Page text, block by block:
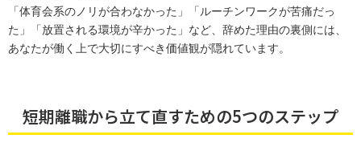
「体育会系のノリが合わなかった」「ルーチンワークが苦痛だっ
た」「放置される環境が辛かった」など、辞めた理由の裏側には、
あなたが働く上で大切にすべき価値観が隠れています。
短期離職から立て直すための5つのステップ